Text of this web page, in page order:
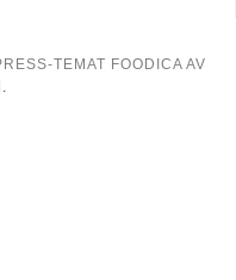
TEMAT FOODICA AV